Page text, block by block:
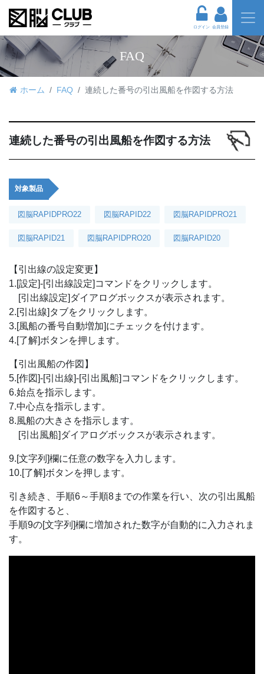
ログイン 会員登録
FAQ
ホーム FAQ 連続した番号の引出風船を作図する方法
連続した番号の引出風船を作図する方法
対象製品
図脳RAPIDPRO22 図脳RAPID22 図脳RAPIDPRO21
図脳RAPID21 図脳RAPIDPRO20 図脳RAPID20
【引出線の設定変更】
1.[設定]-[引出線設定]コマンドをクリックします。
[引出線設定]ダイアログボックスが表示されます。
2.[引出線]タブをクリックします。
3.[風船の番号自動増加]にチェックを付けます。
4.[了解]ボタンを押します。
【引出風船の作図】
5.[作図]-[引出線]-[引出風船]コマンドをクリックします。
6.始点を指示します。
7.中心点を指示します。
8.風船の大きさを指示します。
[引出風船]ダイアログボックスが表示されます。
9.[文字列]欄に任意の数字を入力します。
10.[了解]ボタンを押します。
引き続き、手順6～手順8までの作業を行い、次の引出風船
を作図すると、
手順9の[文字列]欄に増加された数字が自動的に入力されま
す。